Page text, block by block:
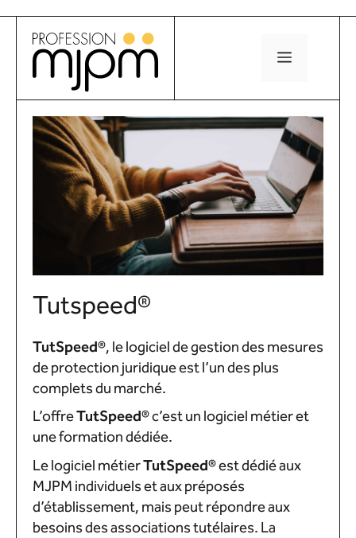
Aller
contenu
MENU
Tutspeed®
TutSpeed®, le logiciel de gestion des mesures
de protection juridique est l’un des plus
complets du marché.
L’offreTutSpeed®c’est un logiciel métier et
une formation dédiée.
Le logiciel métierTutSpeed®est dédié aux
MJPM individuels et aux préposés
d’établissement, mais peut répondre aux
besoins des associations tutélaires. La